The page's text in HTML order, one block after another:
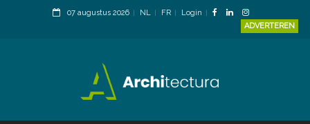
07 augustus 2026 NL FR
Login
ADVERTEREN